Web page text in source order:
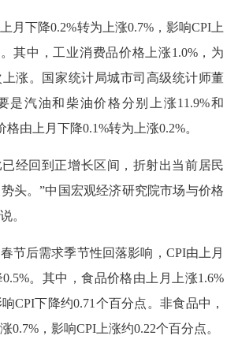
月下降0.2%转为上涨0.7%，影响CPI上
其中，工业消费品价格上涨1.0%，为
涨。国家统计局城市司高级统计师董
是汽油和柴油价格分别上涨11.9%和
格由上月下降0.1%转为上涨0.2%。
已经回到正增长区间，折射出当前居民
头。”中国宏观经济研究院市场与价格
。
节后需求季节性回落影响，CPI由上月
。其中，食品价格由上月上涨1.6%
CPI下降约0.71个百分点。非食品中，
0.7%，影响CPI上涨约0.22个百分点。